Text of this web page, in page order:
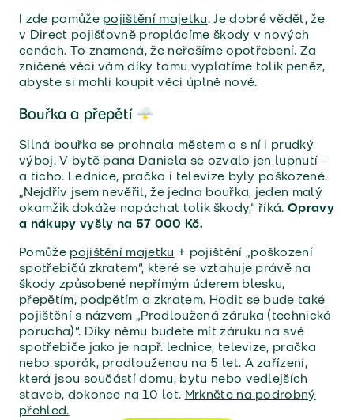
I zde pomůže pojištění majetku. Je dobré vědět, že
v Direct pojišťovně proplácíme škody v nových
cenách. To znamená, že neřešíme opotřebení. Za
zničené věci vám díky tomu vyplatíme tolik peněz,
abyste si mohli koupit věci úplně nové.
Bouřka a přepětí 🌩
Silná bouřka se prohnala městem a s ní i prudký
výboj. V bytě pana Daniela se ozvalo jen lupnutí –
a ticho. Lednice, pračka i televize byly poškozené.
„Nejdřív jsem nevěřil, že jedna bouřka, jeden malý
okamžik dokáže napáchat tolik škody,“ říká.Opravy
a nákupy vyšly na 57 000 Kč.
Pomůže pojištění majetku + pojištění „poškození
spotřebičů zkratem“, které se vztahuje právě na
škody způsobené nepřímým úderem blesku,
přepětím, podpětím a zkratem. Hodit se bude také
pojištění s názvem „Prodloužená záruka (technická
porucha)“. Díky němu budete mít záruku na své
spotřebiče jako je např. lednice, televize, pračka
nebo sporák, prodlouženou na 5 let. A zařízení,
která jsou součástí domu, bytu nebo vedlejších
staveb, dokonce na 10 let. Mrkněte na podrobný
přehled.